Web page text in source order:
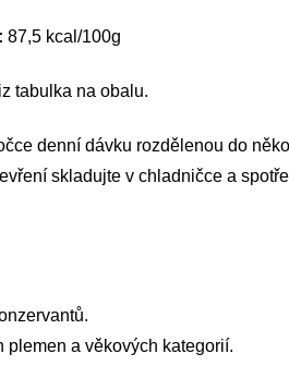
87,5 kcal/100g
tabulka na obalu.
denní dávku rozdělenou do
skladujte v chladničce a
plemen a věkových kategorií.